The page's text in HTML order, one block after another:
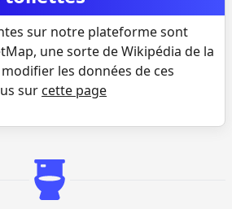
sur notre plateforme sont
une sorte de Wikipédia de la
les données de ces
sur cette page